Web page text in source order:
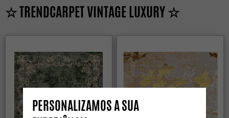
☆ TRENDCARPET VINTAGE LUXURY ☆
PERSONALIZAMOS A SUA